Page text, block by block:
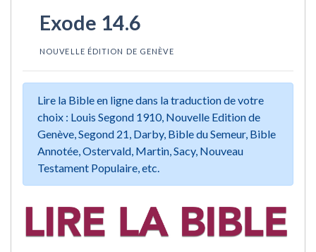
Exode 14.6
NOUVELLE ÉDITION DE GENÈVE
Lire la Bible en ligne dans la traduction de votre
choix : Louis Segond 1910, Nouvelle Edition de
Genève, Segond 21, Darby, Bible du Semeur, Bible
Annotée, Ostervald, Martin, Sacy, Nouveau
Testament Populaire, etc.